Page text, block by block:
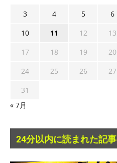
3
4 5 6
10
11 12 13
17
18 19 20
24
25 26 27
31
« 7月
24分以内に読まれた記事